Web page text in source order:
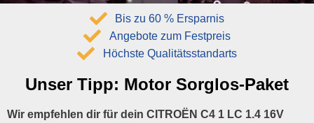
Unser Tipp: Motor Sorglos-Paket
Wir empfehlen dir für dein CITROËN C4 1 LC 1.4 16V
Bis zu 60 % Ersparnis
Angebote zum Festpreis
Höchste Qualitätsstandarts